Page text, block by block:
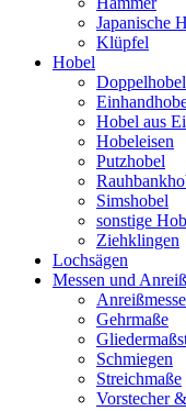
Japanische
Klüpfel
Hobel
Doppelhobel
Hobel aus
Hobeleisen
Putzhobel
Simshobel
sonstige
Ziehklingen
Lochsägen
Messen und
Gehrmaße
Schmiegen
Streichmaße
Vorstecher